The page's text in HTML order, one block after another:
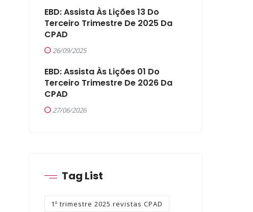
EBD: Assista Às Lições 13 Do
Terceiro Trimestre De 2025 Da
CPAD
26/09/2025
EBD: Assista Às Lições 01 Do
Terceiro Trimestre De 2026 Da
CPAD
27/06/2026
Tag List
1º trimestre 2025 revistas CPAD